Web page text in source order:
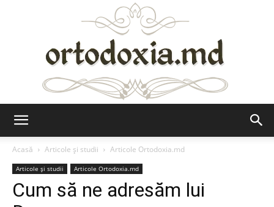
Acasă
Articole şi studii Articole Ortodoxia.md
Articole şi studii Articole Ortodoxia.md
Cum să ne adresăm lui